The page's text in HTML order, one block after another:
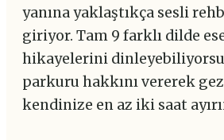
yanına yaklaştıkça sesli
giriyor. Tam 9 farklı dilde
hikayelerini
parkuru hakkını vererek
kendinize en az iki saat